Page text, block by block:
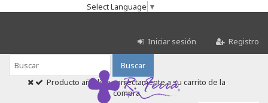
Select Language ▼
Iniciar sesión Registro
Buscar
Producto añadido correctamente a su carrito de la
compra